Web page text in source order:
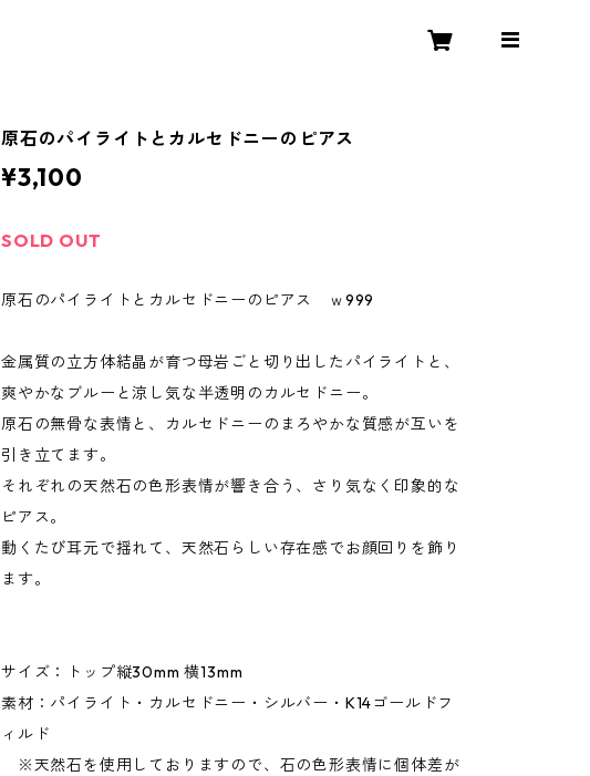
原石のパイライトとカルセドニーのピアス
¥3,100
SOLD OUT
原石のパイライトとカルセドニーのピアス ｗ999
金属質の立方体結晶が育つ母岩ごと切り出したパイライトと、
爽やかなブルーと涼し気な半透明のカルセドニー。
原石の無骨な表情と、カルセドニーのまろやかな質感が互いを
引き立てます。
それぞれの天然石の色形表情が響き合う、さり気なく印象的な
ピアス。
動くたび耳元で揺れて、天然石らしい存在感でお顔回りを飾り
ます。
サイズ：トップ縦30mm 横13mm
素材：パイライト・カルセドニー・シルバー・K14ゴールドフ
ィルド
※天然石を使用しておりますので、石の色形表情に個体差が